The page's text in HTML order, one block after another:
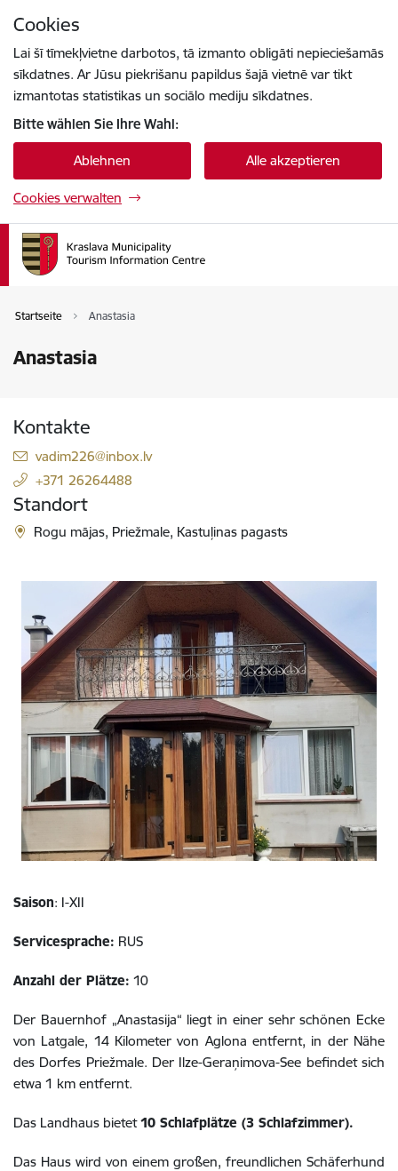
Cookies
Lai šī tīmekļvietne darbotos, tā izmanto obligāti nepieciešamās
sīkdatnes. Ar Jūsu piekrišanu papildus šajā vietnē var tikt
izmantotas statistikas un sociālo mediju sīkdatnes.
Bitte wählen Sie Ihre Wahl:
Ablehnen Alle akzeptieren
Cookies verwalten
Startseite Anastasia
Anastasia
Kontakte
E-Mail:
vadim226@inbox.lv
+371 26264488
Standort
Rogu mājas, Priežmale, Kastuļinas pagasts
Saison: I-XII
Servicesprache: RUS
Anzahl der Plätze: 10
Der Bauernhof „Anastasija“ liegt in einer sehr schönen Ecke
von Latgale, 14 Kilometer von Aglona entfernt, in der Nähe
des Dorfes Priežmale. Der Ilze-Geraņimova-See befindet sich
etwa 1 km entfernt.
Das Landhaus bietet10 Schlafplätze (3 Schlafzimmer).
Das Haus wird von einem großen, freundlichen Schäferhund